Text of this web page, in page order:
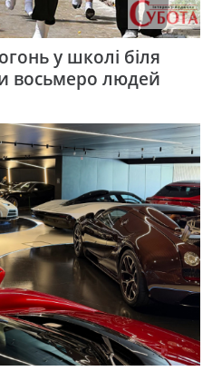
у школі біля
восьмеро людей